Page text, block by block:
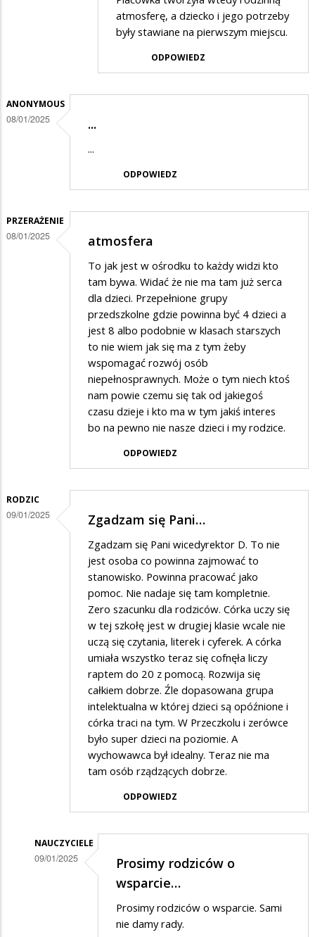
było
lepiej
atmosferę, a dziecko i jego potrzeby
były stawiane na pierwszym miejscu.
ODPOWIEDZ
ANONYMOUS
08/01/2025 ...
...
ODPOWIEDZ
PRZERAŻENIE
08/01/2025 atmosfera
To jak jest w ośrodku to każdy widzi kto
tam bywa. Widać że nie ma tam już serca
dla dzieci. Przepełnione grupy
przedszkolne gdzie powinna być 4 dzieci a
jest 8 albo podobnie w klasach starszych
to nie wiem jak się ma z tym żeby
wspomagać rozwój osób
niepełnosprawnych. Może o tym niech ktoś
nam powie czemu się tak od jakiegoś
czasu dzieje i kto ma w tym jakiś interes
bo na pewno nie nasze dzieci i my rodzice.
ODPOWIEDZ
RODZIC
09/01/2025 Zgadzam się Pani…
Zgadzam się Pani wicedyrektor D. To nie
jest osoba co powinna zajmować to
stanowisko. Powinna pracować jako
pomoc. Nie nadaje się tam kompletnie.
Zero szacunku dla rodziców. Córka uczy się
w tej szkołę jest w drugiej klasie wcale nie
uczą się czytania, literek i cyferek. A córka
umiała wszystko teraz się cofnęła liczy
raptem do 20 z pomocą. Rozwija się
całkiem dobrze. Źle dopasowana grupa
intelektualna w której dzieci są opóźnione i
córka traci na tym. W Przeczkolu i zerówce
było super dzieci na poziomie. A
wychowawca był idealny. Teraz nie ma
tam osób rządzących dobrze.
ODPOWIEDZ
NAUCZYCIELE
09/01/2025
Prosimy rodziców o
wsparcie…
Prosimy rodziców o wsparcie. Sami
nie damy rady.